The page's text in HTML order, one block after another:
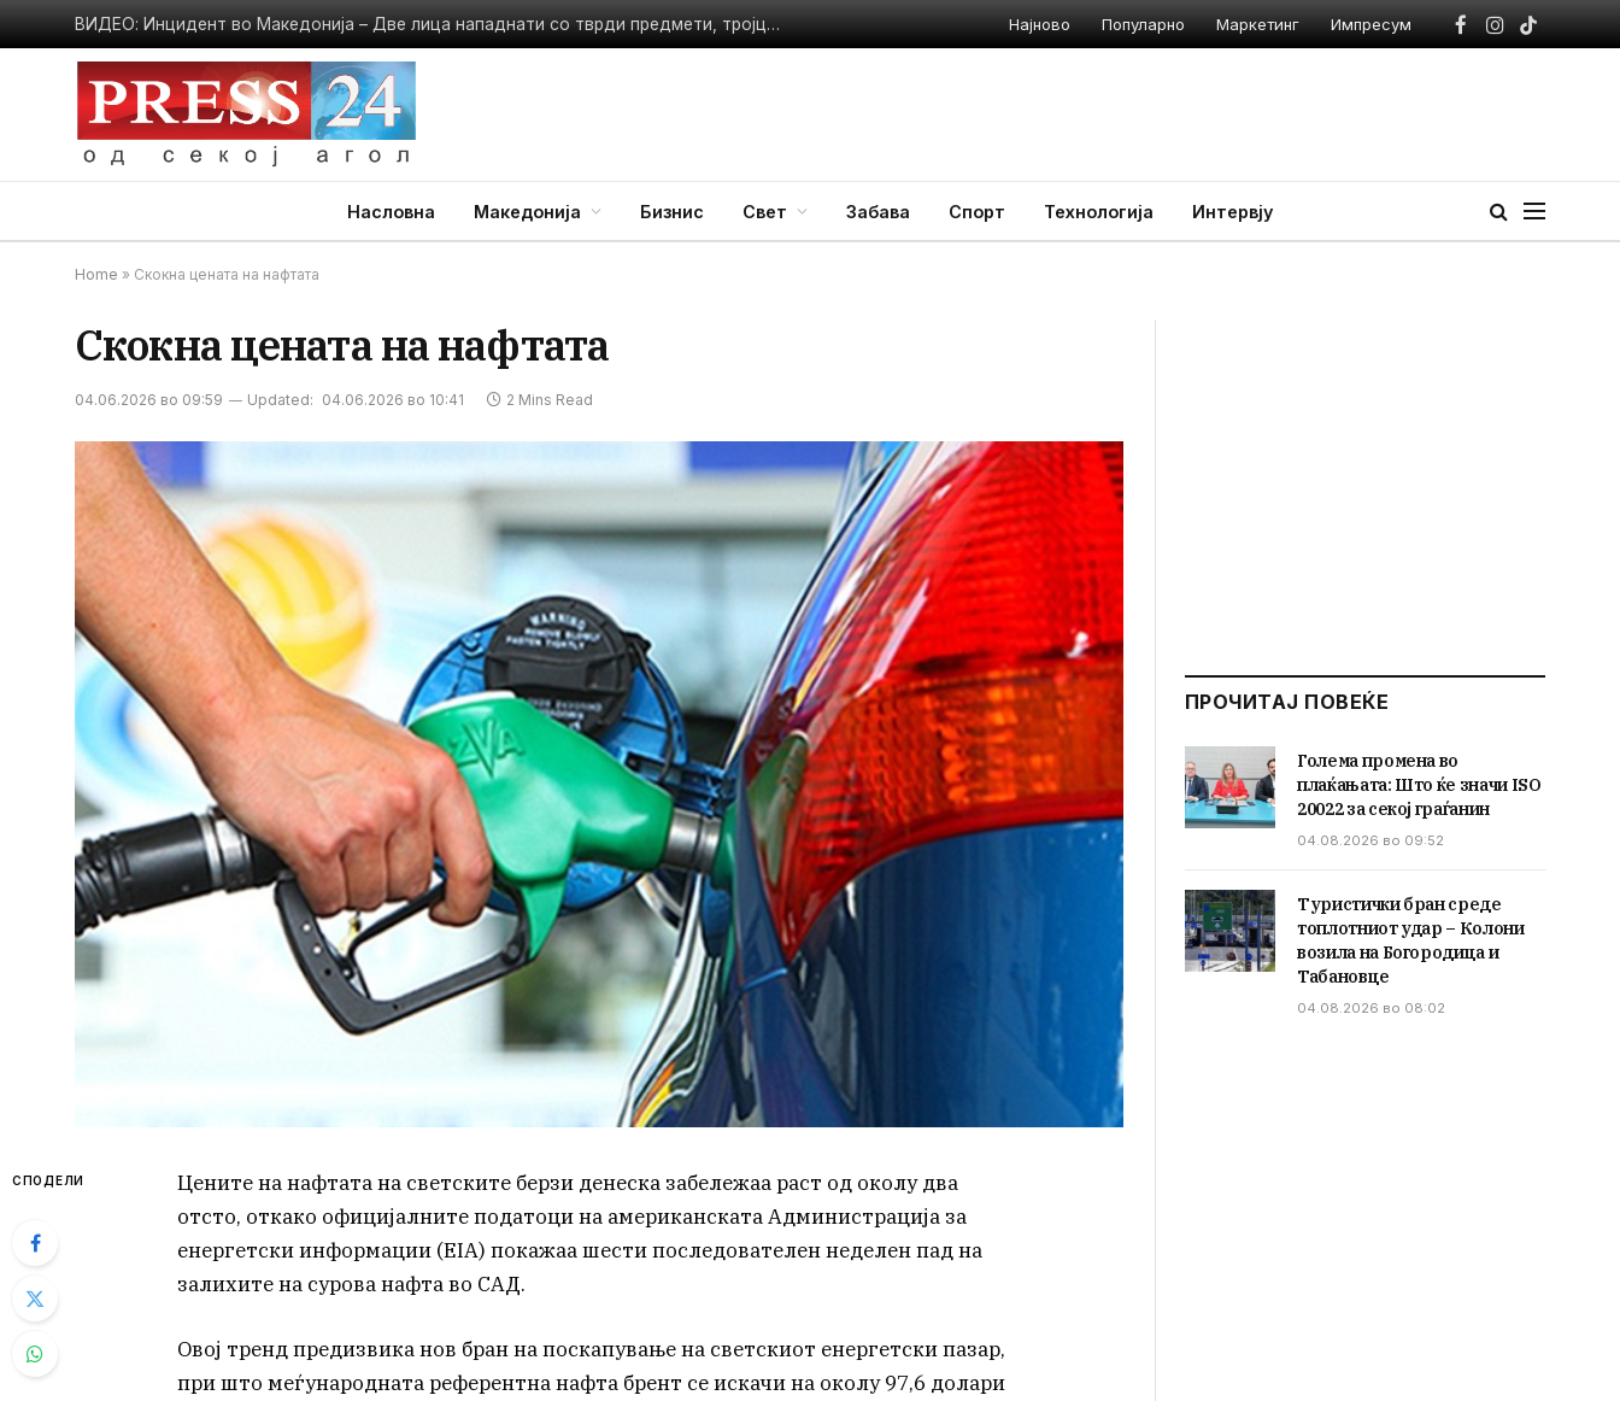
ВИДЕО: Инцидент во Македонија – Две лица нападнати со тврди предмети, тројца приведени Најново Популарно Маркетинг Импресум
Facebook
Instagram
TikTok
Насловна Македонија Бизнис Свет Забава Спорт Технологија Интервју
Home » Скокна цената на нафтата
Скокна цената на нафтата
04.06.2026 во 09:59 Updated: 04.06.2026 во 10:41 2 Mins Read
СПОДЕЛИ
Цените на нафтата на светските берзи денеска забележаа раст од околу два
отсто, откако официјалните податоци на американската Администрација за
енергетски информации (EIA) покажаа шести последователен неделен пад на
залихите на сурова нафта во САД.
Овој тренд предизвика нов бран на поскапување на светскиот енергетски пазар,
при што меѓународната референтна нафта брент се искачи на околу 97,6 долари
ПРОЧИТАЈ ПОВЕЌЕ
Голема промена во
плаќањата: Што ќе значи ISO
20022 за секој граѓанин
04.08.2026 во 09:52
Туристички бран среде
топлотниот удар – Колони
возила на Богородица и
Табановце
04.08.2026 во 08:02